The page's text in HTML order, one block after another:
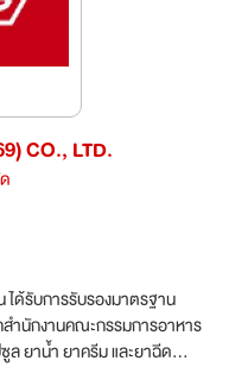
CO., LTD.
ด้รับการรับรองมาตรฐาน
ำนักงานคณะกรรมการอาหาร
ล ยาน้ำ ยาครีม และยาฉีด